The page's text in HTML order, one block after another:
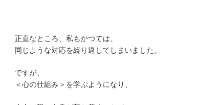
正直なところ、私もかつては、
同じような対応を繰り返してしまいました。
ですが、
＜心の仕組み＞を学ぶようになり、